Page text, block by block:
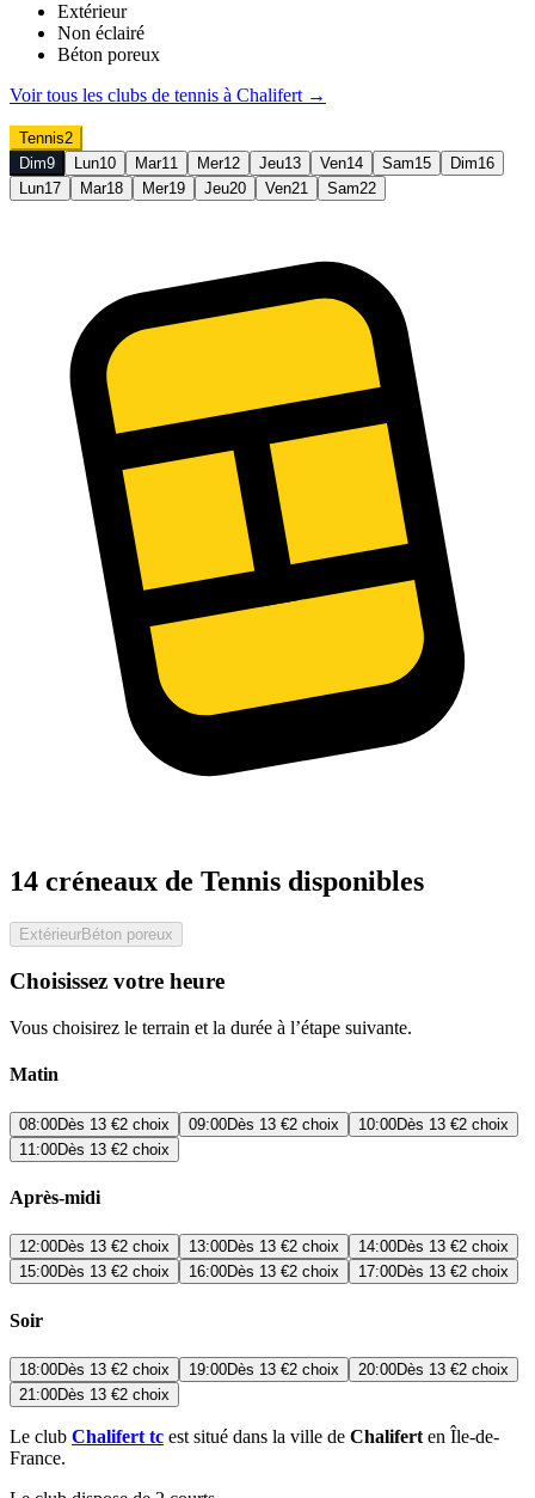
Extérieur
Non éclairé
Béton poreux
Voir tous les clubs de tennis à Chalifert →
Tennis2
Dim9 Lun10 Mar11 Mer12 Jeu13 Ven14 Sam15 Dim16
Lun17 Mar18 Mer19 Jeu20 Ven21 Sam22
14 créneaux de Tennis disponibles
ExtérieurBéton poreux
Choisissez votre heure
Vous choisirez le terrain et la durée à l’étape suivante.
Matin
08:00Dès 13 €2 choix 09:00Dès 13 €2 choix 10:00Dès 13 €2 choix
11:00Dès 13 €2 choix
Après-midi
12:00Dès 13 €2 choix 13:00Dès 13 €2 choix 14:00Dès 13 €2 choix
15:00Dès 13 €2 choix 16:00Dès 13 €2 choix 17:00Dès 13 €2 choix
Soir
18:00Dès 13 €2 choix 19:00Dès 13 €2 choix 20:00Dès 13 €2 choix
21:00Dès 13 €2 choix
Le club Chalifert tc est situé dans la ville de Chalifert en Île-de-
France.